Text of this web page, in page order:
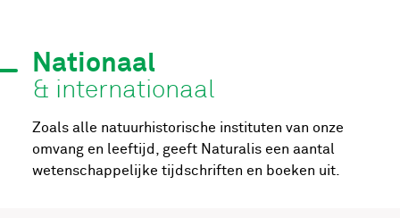
Nationaal
& internationaal
Zoals alle natuurhistorische instituten van onze
omvang en leeftijd, geeft Naturalis een aantal
wetenschappelijke tijdschriften en boeken uit.